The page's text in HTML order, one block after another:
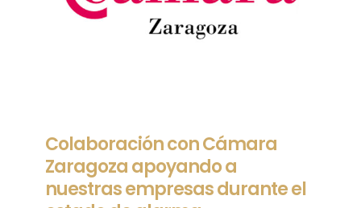
Colaboración con Cámara
Zaragoza apoyando a
nuestras empresas durante el